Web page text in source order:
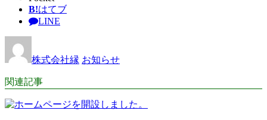
B!はてブ
LINE
株式会社縁 お知らせ
関連記事